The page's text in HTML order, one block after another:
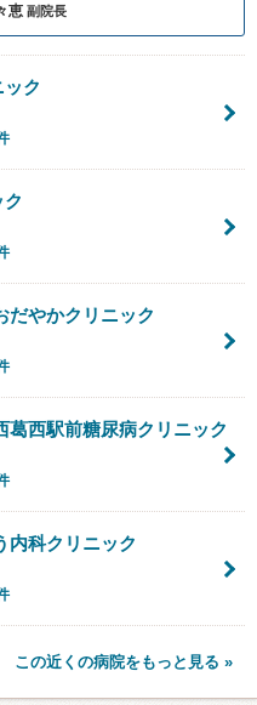
恵 副院長
ク
だやかクリニック
葛西駅前糖尿病クリニック
内科クリニック
この近くの病院をもっと見る »